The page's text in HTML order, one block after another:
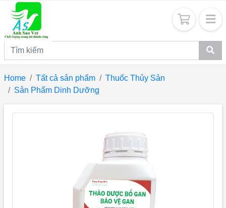
Home Tất cả sản phẩm
Thuốc Thủy Sản
Sản Phẩm Dinh Dưỡng